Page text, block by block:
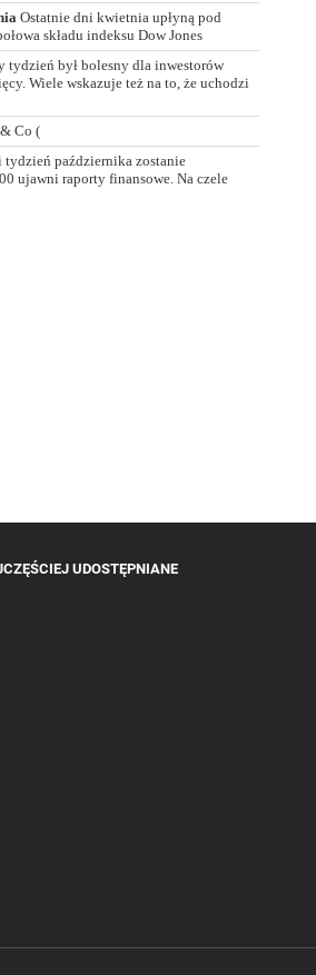
Ostatnie dni kwietnia upłyną pod
składu indeksu Dow Jones
tydzień był bolesny dla inwestorów
Wiele wskazuje też na to, że uchodzi
Co (
tydzień października zostanie
ujawni raporty finansowe. Na czele
UDOSTĘPNIANE